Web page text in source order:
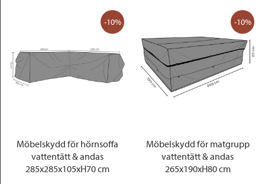
-10%
Möbelskydd för hörnsoffa
vattentätt & andas
285x285x105xH70 cm
-10%
Möbelskydd för matgrupp
vattentätt & andas
265x190xH80 cm